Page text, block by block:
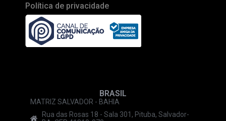
Política de privacidade
BRASIL
MATRIZ SALVADOR - BAHIA
Rua das Rosas 18 - Sala 301, Pituba, Salvador-